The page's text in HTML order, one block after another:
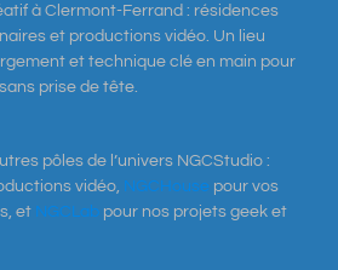
à Clermont-Ferrand : résidences
et productions vidéo. Un lieu
et technique clé en main pour
prise de tête.
pôles de l’univers NGCStudio :
vidéo, NGCHouse pour vos
et NGCLab pour nos projets geek et